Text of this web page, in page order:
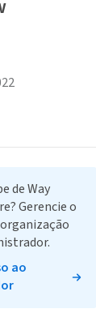
de Way
Gerencie o
ao